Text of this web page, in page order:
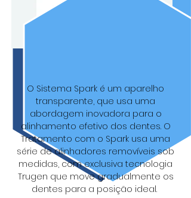
O Sistema Spark é um aparelho
transparente, que usa uma
abordagem inovadora para o
alinhamento efetivo dos dentes. O
Tratamento com o Spark usa uma
série de alinhadores removíveis sob
medidas, com exclusiva tecnologia
Trugen que move gradualmente os
dentes para a posição ideal.